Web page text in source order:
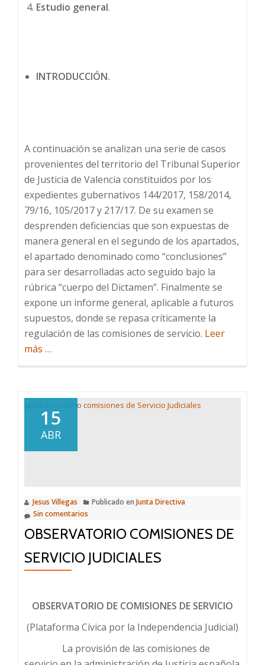
Estudio general.
INTRODUCCIÓN.
A continuación se analizan una serie de casos
provenientes del territorio del Tribunal Superior
de Justicia de Valencia constituidos por los
expedientes gubernativos 144/2017, 158/2014,
79/16, 105/2017 y 217/17. De su examen se
desprenden deficiencias que son expuestas de
manera general en el segundo de los apartados,
el apartado denominado como “conclusiones”
para ser desarrolladas acto seguido bajo la
rúbrica “cuerpo del Dictamen”. Finalmente se
expone un informe general, aplicable a futuros
supuestos, donde se repasa críticamente la
regulación de las comisiones de servicio. Leer
más Acerca
comisiones
servicio
(TSJ,
…
15
ABR
Jesus Villegas Publicado en Junta Directiva
Sin comentarios
OBSERVATORIO COMISIONES DE
SERVICIO JUDICIALES
OBSERVATORIO DE COMISIONES DE SERVICIO
(Plataforma Cívica por la Independencia Judicial)
La provisión de las comisiones de